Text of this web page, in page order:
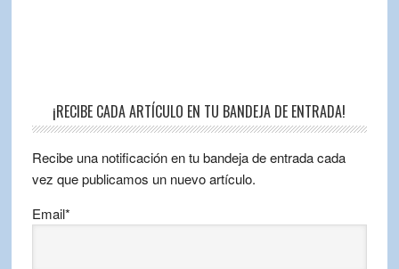
¡RECIBE CADA ARTÍCULO EN TU BANDEJA DE ENTRADA!
Recibe una notificación en tu bandeja de entrada cada
vez que publicamos un nuevo artículo.
Email*